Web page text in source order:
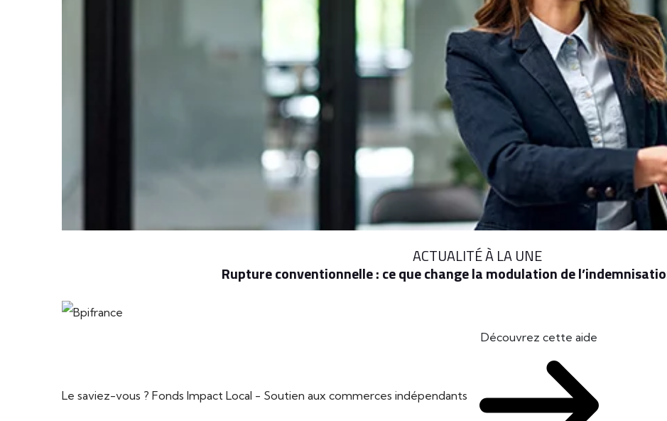
ACTUALITÉ À LA UNE
Rupture conventionnelle : ce que change la modulation de
Le saviez-vous ? Fonds Impact Local - Soutien aux commerces indépendants
Découvrez cette aide